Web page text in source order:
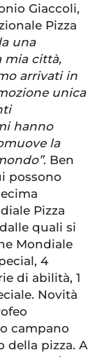
Giaccoli,
Pizza
una
mia città,
arrivati in
unica
hanno
la
. Ben
possono
Pizza
quali si
Mondiale
4
di abilità, 1
Novità
campano
della pizza. A